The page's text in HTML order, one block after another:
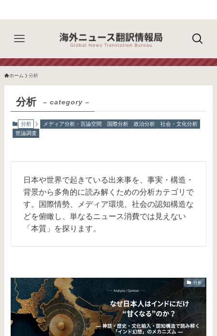
ホーム 分析
分析 – category –
分析 メディア分析・言論空間 国際分析 政治分析
社会・文化分析
世論調査
日本や世界で起きている出来事を、事実・構造・
背景から多角的に読み解くための分析カテゴリで
す。国際情勢、メディア環境、社会の認知構造な
どを俯瞰し、単なるニュース消費では見えない
「本質」を探ります。
分析